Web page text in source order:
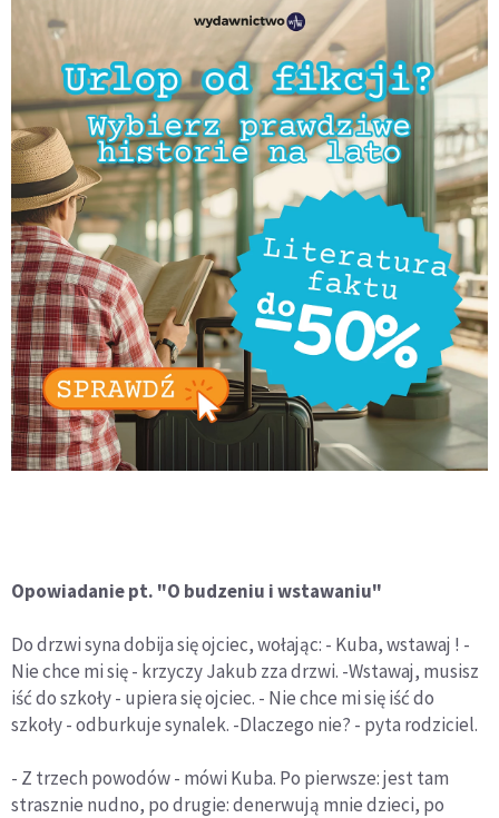
Opowiadanie pt. "O budzeniu i wstawaniu"
Do drzwi syna dobija się ojciec, wołając: - Kuba, wstawaj ! -
Nie chce mi się - krzyczy Jakub zza drzwi. -Wstawaj, musisz
iść do szkoły - upiera się ojciec. - Nie chce mi się iść do
szkoły - odburkuje synalek. -Dlaczego nie? - pyta rodziciel.
- Z trzech powodów - mówi Kuba. Po pierwsze: jest tam
strasznie nudno, po drugie: denerwują mnie dzieci, po